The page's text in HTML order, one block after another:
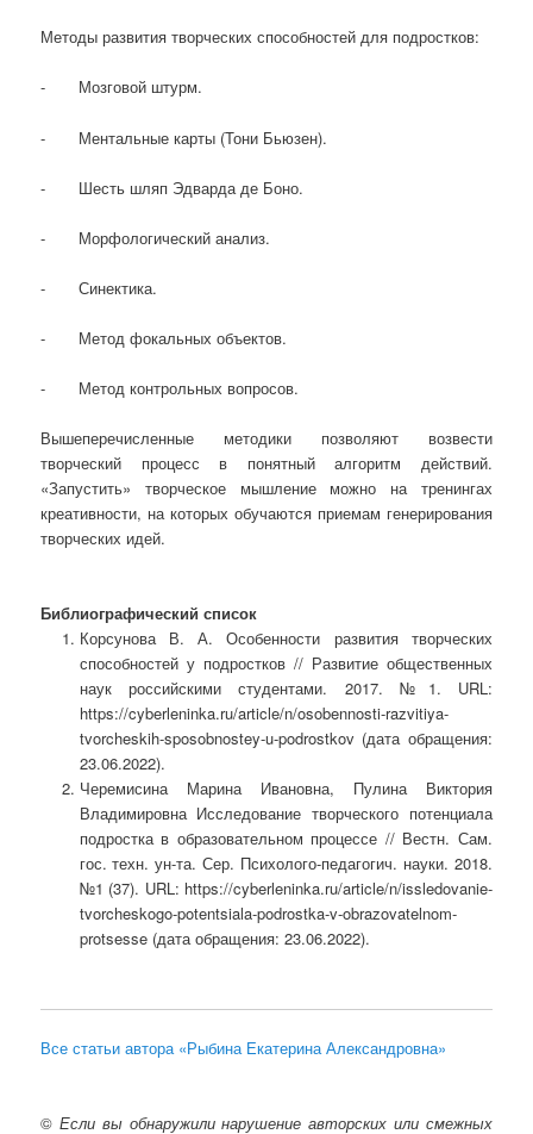
Методы развития творческих способностей для подростков:
- Мозговой штурм.
- Ментальные карты (Тони Бьюзен).
- Шесть шляп Эдварда де Боно.
- Морфологический анализ.
- Синектика.
- Метод фокальных объектов.
- Метод контрольных вопросов.
Вышеперечисленные методики позволяют возвести
творческий процесс в понятный алгоритм действий.
«Запустить» творческое мышление можно на тренингах
креативности, на которых обучаются приемам генерирования
творческих идей.
Библиографический список
Корсунова В. А. Особенности развития творческих
способностей у подростков // Развитие общественных
наук российскими студентами. 2017. №1. URL:
https://cyberleninka.ru/article/n/osobennosti-razvitiya-
tvorcheskih-sposobnostey-u-podrostkov (дата обращения:
23.06.2022).
Черемисина Марина Ивановна, Пулина Виктория
Владимировна Исследование творческого потенциала
подростка в образовательном процессе // Вестн. Сам.
гос. техн. ун-та. Сер. Психолого-педагогич. науки. 2018.
№1 (37). URL: https://cyberleninka.ru/article/n/issledovanie-
tvorcheskogo-potentsiala-podrostka-v-obrazovatelnom-
protsesse (дата обращения: 23.06.2022).
Все статьи автора «Рыбина Екатерина Александровна»
© Если вы обнаружили нарушение авторских или смежных